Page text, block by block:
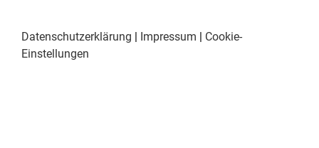
Datenschutzerklärung Impressum
Cookie-
Einstellungen